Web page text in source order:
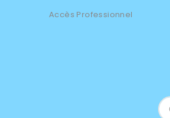
Accès Professionnel